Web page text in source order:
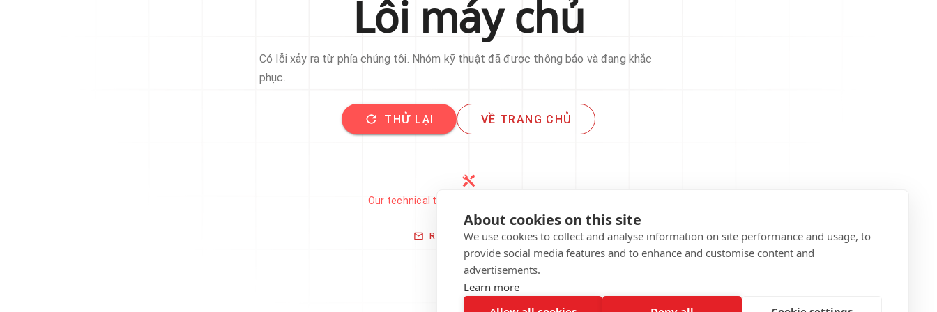
About cookies on this site
We use cookies to collect and analyse information on site performance and usage, to
provide social media features and to enhance and customise content and
advertisements.
Learn more
Lỗi máy chủ
Có lỗi xảy ra từ phía chúng tôi. Nhóm kỹ thuật đã được thông báo và đang khắc
phục.
THỬ LẠI VỀ TRANG CHỦ
Our technical team has been automatically
notified.
REPORT THIS ISSUE